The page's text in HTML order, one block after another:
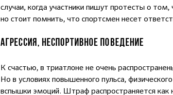
случаи, когда участники пишут протесты о
но стоит помнить, что спортсмен несет
АГРЕССИЯ, НЕСПОРТИВНОЕ ПОВЕДЕНИЕ
К счастью, в триатлоне не очень
Но в условиях повышенного пульса,
вспышки эмоций. Штраф распространяется как